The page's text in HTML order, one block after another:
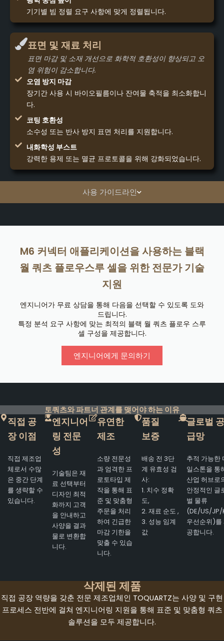
사용 가이드라인
기기별 빔 정렬 요구 사항에 맞게 정렬됩니다.
표면 및 재료 처리
표면 마감 및 소재 개선으로 화학적 호환성이 향상되고 오
염 위험이 감소합니다.
오염 방지 마감
장기간 사용 시 바이오필름이나 잔여물 축적을 최소화합니
다.
코팅 호환성
소수성 또는 반사 방지 표면 처리를 지원합니다.
내화학성 부스트
강력한 용제 또는 멸균 프로토콜을 위해 강화되었습니다.
M6 커넥터 애플리케이션을 사용하는 블랙
월 쿼츠 플로우스루 셀을 위한 전문가 기술
지원
엔지니어가 무료 상담을 통해 다음을 선택할 수 있도록 도와
드립니다.
특정 분석 요구 사항에 맞는 최적의 블랙 월 쿼츠 플로우 스루
셀 구성을 제공합니다.
엔지니어에게 문의하기
토쿼츠와 파트너 관계를 맺어야 하는 이유
직접 공
장 이점
직접 제조업
체로서 수많
은 중간 단계
를 생략할 수
있습니다.
엔지니어
링 전문
성
기술팀은 재
료 선택부터
디자인 최적
화까지 고객
을 안내하고
사양을 결과
물로 변환합
니다.
유연한
제조
소량 전문성
과 엄격한 프
로토타입 제
작을 통해 표
준 및 맞춤형
주문을 처리
하여 긴급한
마감 기한을
맞출 수 있습
니다.
품질
보증
배송 전 3단
계 유효성 검
사:
1. 치수 정확
도,
2. 재료 순도 ,
3. 성능 임계
값
글로벌 공
급망
추적 가능한
일스톤을 통
산업 허브로
안정적인 글
벌 물류
(DE/US/JP/
우선순위)를
공합니다.
삭제된 제품
직접 공장 역량을 갖춘 전문 제조업체인 TOQUARTZ는 사양 및 구현
프로세스 전반에 걸쳐 엔지니어링 지원을 통해 표준 및 맞춤형 쿼츠
솔루션을 모두 제공합니다.